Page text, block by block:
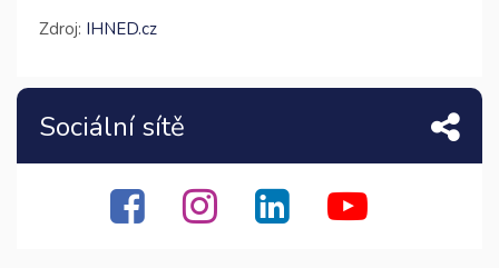
Zdroj: IHNED.cz
Sociální sítě